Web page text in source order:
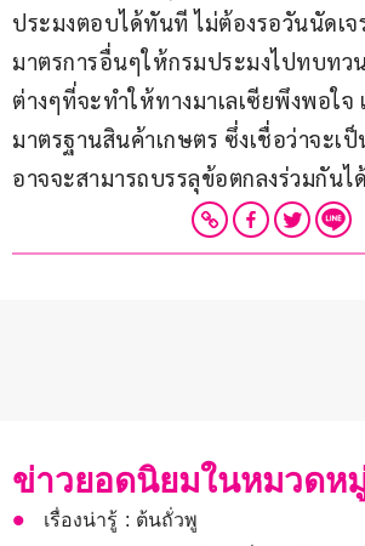
ประมงตอบได้ทันที ไม่ต้องรอวันนัดเจ
มาตรการอื่นๆให้กรมประมงไปทบทว
ต่างๆที่จะทำให้ทางมาเลเซียพึงพอใจ
มาตรฐานสินค้าเกษตร ซึ่งเชื่อว่าจะ
อาจจะสามารถบรรลุข้อตกลงร่วมกันไ
ข่าวยอดนิยมในหมวดห
เรื่องน่ารู้ : ต้นถั่วพู